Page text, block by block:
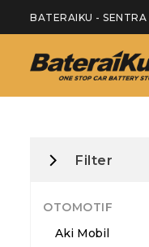
BATERAIKU -
Filter
OTOMOTIF
Aki Mobil